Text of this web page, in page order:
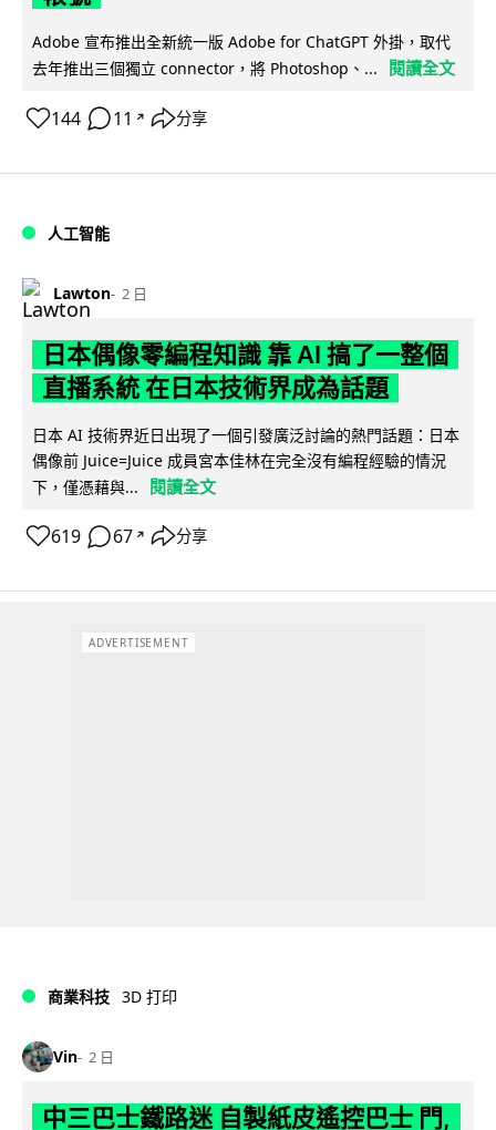
Adobe 宣布推出全新統一版 Adobe for ChatGPT 外掛，取代
去年推出三個獨立 connector，將 Photoshop、...
閱讀全文
144 11 ↗ 分享
人工智能
Lawton 2 日
日本偶像零編程知識 靠 AI 搞了一整個
直播系統 在日本技術界成為話題
日本 AI 技術界近日出現了一個引發廣泛討論的熱門話題：日本
偶像前 Juice=Juice 成員宮本佳林在完全沒有編程經驗的情況
下，僅憑藉與...
閱讀全文
619 67 ↗ 分享
ADVERTISEMENT
商業科技 3D 打印
Vin 2 日
中三巴士鐵路迷 自製紙皮遙控巴士 門,